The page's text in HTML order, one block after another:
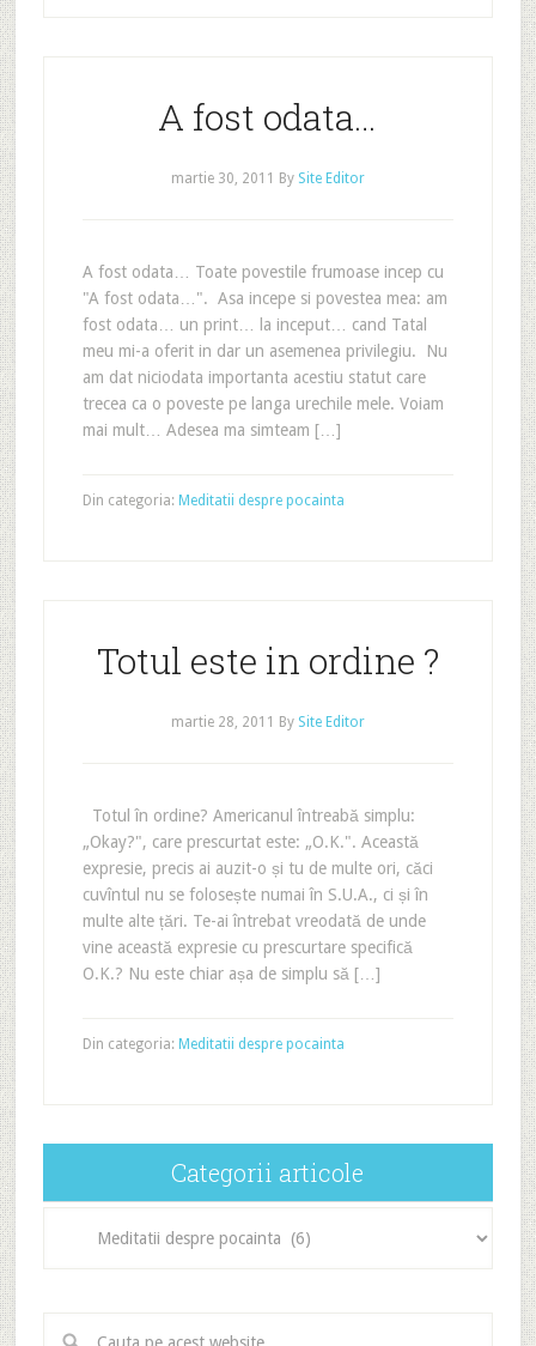
A fost odata…
martie 30, 2011 By Site Editor
A fost odata… Toate povestile frumoase incep cu
"A fost odata…". Asa incepe si povestea mea: am
fost odata… un print… la inceput… cand Tatal
meu mi-a oferit in dar un asemenea privilegiu. Nu
am dat niciodata importanta acestiu statut care
trecea ca o poveste pe langa urechile mele. Voiam
mai mult… Adesea ma simteam […]
Din categoria: Meditatii despre pocainta
Totul este in ordine ?
martie 28, 2011 By Site Editor
Totul în ordine? Americanul întreabă simplu:
„Okay?", care prescurtat este: „O.K.". Această
expresie, precis ai auzit-o și tu de multe ori, căci
cuvîntul nu se folosește numai în S.U.A., ci și în
multe alte țări. Te-ai întrebat vreodată de unde
vine această expresie cu prescurtare specifică
O.K.? Nu este chiar așa de simplu să […]
Din categoria: Meditatii despre pocainta
Categorii articole
articole